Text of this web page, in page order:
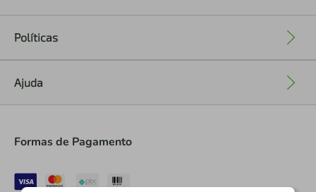
Políticas
Ajuda
Formas de Pagamento